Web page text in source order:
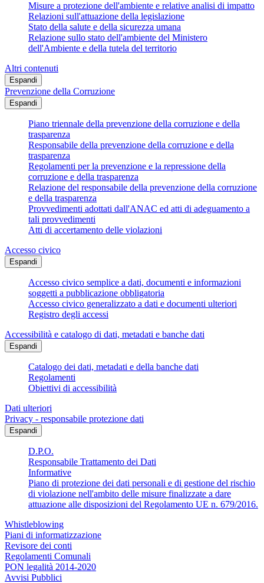
Misure a protezione dell'ambiente e relative analisi di impatto
Relazioni sull'attuazione della legislazione
Stato della salute e della sicurezza umana
Relazione sullo stato dell'ambiente del Ministero
dell'Ambiente e della tutela del territorio
Altri contenuti
Espandi
Prevenzione della Corruzione
Espandi
Piano triennale della prevenzione della corruzione e della
trasparenza
Responsabile della prevenzione della corruzione e della
trasparenza
Regolamenti per la prevenzione e la repressione della
corruzione e della trasparenza
Relazione del responsabile della prevenzione della corruzione
e della trasparenza
Provvedimenti adottati dall'ANAC ed atti di adeguamento a
tali provvedimenti
Atti di accertamento delle violazioni
Accesso civico
Espandi
Accesso civico semplice a dati, documenti e informazioni
soggetti a pubblicazione obbligatoria
Accesso civico generalizzato a dati e documenti ulteriori
Registro degli accessi
Accessibilità e catalogo di dati, metadati e banche dati
Espandi
Catalogo dei dati, metadati e della banche dati
Regolamenti
Obiettivi di accessibilità
Dati ulteriori
Privacy - responsabile protezione dati
Espandi
D.P.O.
Responsabile Trattamento dei Dati
Informative
Piano di protezione dei dati personali e di gestione del rischio
di violazione nell'ambito delle misure finalizzate a dare
attuazione alle disposizioni del Regolamento UE n. 679/2016.
Whistleblowing
Piani di informatizzazione
Revisore dei conti
Regolamenti Comunali
PON legalità 2014-2020
Avvisi Pubblici